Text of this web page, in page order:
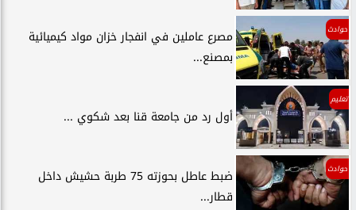
حوادث
مصرع عاملين في انفجار خزان مواد كيميائية
بمصنع...
تعليم
أول رد من جامعة قنا بعد شكوي ...
حوادث
ضبط عاطل بحوزته 75 طربة حشيش داخل
قطار...